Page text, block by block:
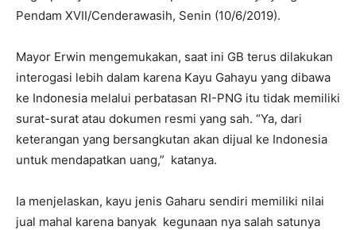
Pendam XVII/Cenderawasih, Senin (10/6/2019).
Mayor Erwin mengemukakan, saat ini GB terus dilakukan
interogasi lebih dalam karena Kayu Gahayu yang dibawa
ke Indonesia melalui perbatasan RI-PNG itu tidak memiliki
surat-surat atau dokumen resmi yang sah. “Ya, dari
keterangan yang bersangkutan akan dijual ke Indonesia
untuk mendapatkan uang,” katanya.
Ia menjelaskan, kayu jenis Gaharu sendiri memiliki nilai
jual mahal karena banyak kegunaan nya salah satunya